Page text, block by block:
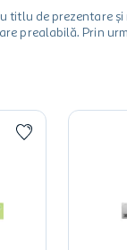
titlu de prezentare
prealabilă. Prin